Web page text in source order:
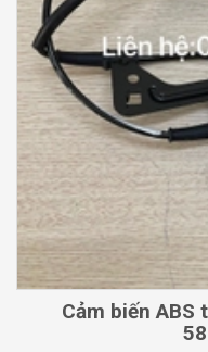
Cảm biến ABS